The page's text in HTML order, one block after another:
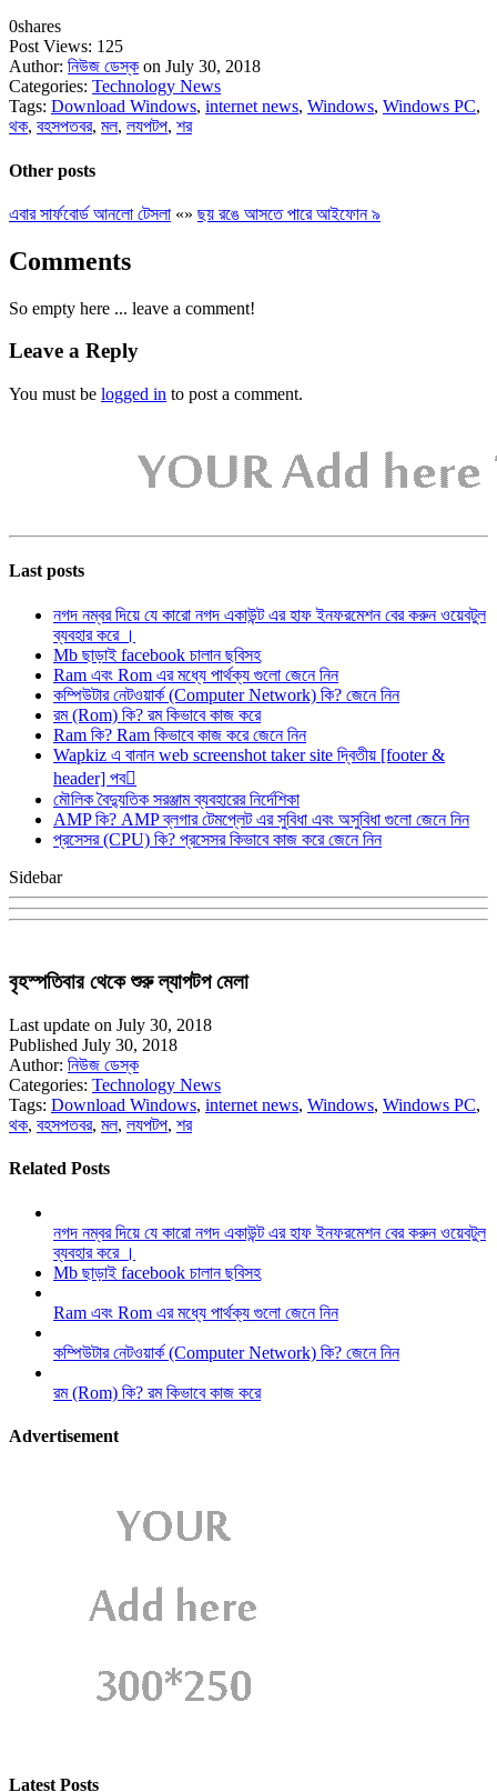
0shares
Post Views: 125
Author: নিউজ ডেস্ক on July 30, 2018
Categories: Technology News
Tags: Download Windows, internet news, Windows, Windows PC,
থক, বহসপতবর, মল, লযপটপ, শর
Other posts
এবার সার্ফবোর্ড আনলো টেসলা «» ছয় রঙে আসতে পারে আইফোন ৯
Comments
So empty here ... leave a comment!
Leave a Reply
You must be logged in to post a comment.
Last posts
নগদ নম্বর দিয়ে যে কারো নগদ একাউন্ট এর হাফ ইনফরমেশন বের করুন ওয়েবটুল
ব্যবহার করে ।
Mb ছাড়াই facebook চালান ছবিসহ
Ram এবং Rom এর মধ্যে পার্থক্য গুলো জেনে নিন
কম্পিউটার নেটওয়ার্ক (Computer Network) কি? জেনে নিন
রম (Rom) কি? রম কিভাবে কাজ করে
Ram কি? Ram কিভাবে কাজ করে জেনে নিন
Wapkiz এ বানান web screenshot taker site দ্বিতীয় [footer &
header] পব
মৌলিক বৈদ্যুতিক সরঞ্জাম ব্যবহারের নির্দেশিকা
AMP কি? AMP ব্লগার টেমপ্লেট এর সুবিধা এবং অসুবিধা গুলো জেনে নিন
প্রসেসর (CPU) কি? প্রসেসর কিভাবে কাজ করে জেনে নিন
Sidebar
বৃহস্পতিবার থেকে শুরু ল্যাপটপ মেলা
Last update on July 30, 2018
Published July 30, 2018
Author: নিউজ ডেস্ক
Categories: Technology News
Tags: Download Windows, internet news, Windows, Windows PC,
থক, বহসপতবর, মল, লযপটপ, শর
Related Posts
নগদ নম্বর দিয়ে যে কারো নগদ একাউন্ট এর হাফ ইনফরমেশন বের করুন ওয়েবটুল
ব্যবহার করে ।
Mb ছাড়াই facebook চালান ছবিসহ
Ram এবং Rom এর মধ্যে পার্থক্য গুলো জেনে নিন
কম্পিউটার নেটওয়ার্ক (Computer Network) কি? জেনে নিন
রম (Rom) কি? রম কিভাবে কাজ করে
Advertisement
Latest Posts